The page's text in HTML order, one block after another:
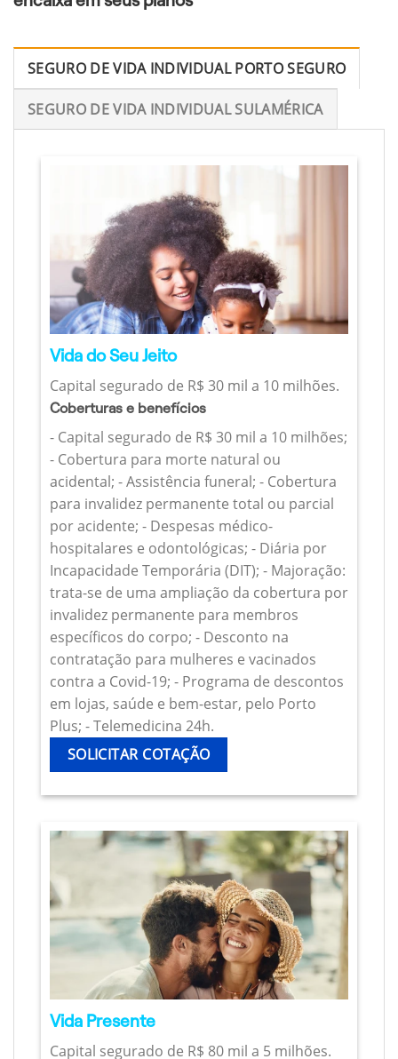
SEGURO DE VIDA INDIVIDUAL PORTO SEGURO
SEGURO DE VIDA INDIVIDUAL SULAMÉRICA
Vida do Seu Jeito
Capital segurado de R$ 30 mil a 10 milhões.
Coberturas e benefícios
- Capital segurado de R$ 30 mil a 10 milhões;
- Cobertura para morte natural ou
acidental; - Assistência funeral; - Cobertura
para invalidez permanente total ou parcial
por acidente; - Despesas médico-
hospitalares e odontológicas; - Diária por
Incapacidade Temporária (DIT); - Majoração:
trata-se de uma ampliação da cobertura por
invalidez permanente para membros
específicos do corpo; - Desconto na
contratação para mulheres e vacinados
contra a Covid-19; - Programa de descontos
em lojas, saúde e bem-estar, pelo Porto
Plus; - Telemedicina 24h.
SOLICITAR COTAÇÃO
Vida Presente
Capital segurado de R$ 80 mil a 5 milhões.